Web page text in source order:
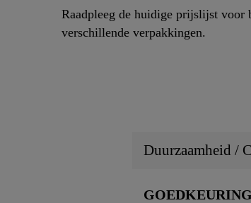
Raadpleeg de huidige prijslijst voor
verschillende verpakkingen.
Duurzaamheid /